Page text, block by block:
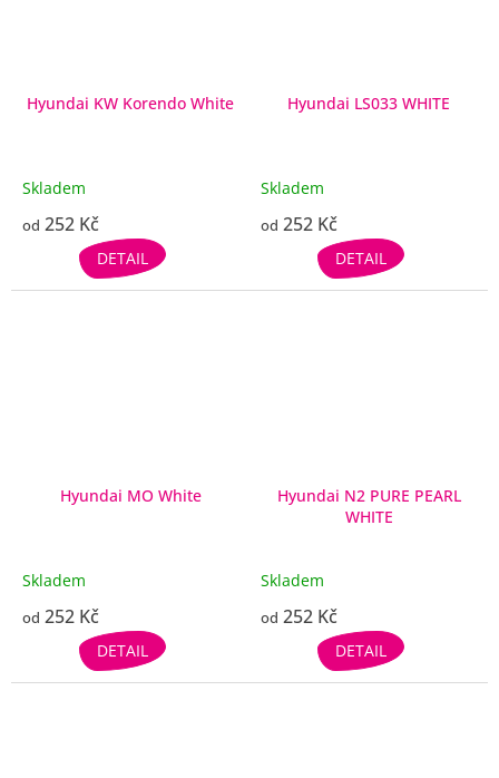
Hyundai KW Korendo White
Skladem
od 252 Kč
DETAIL
Hyundai LS033 WHITE
Skladem
od 252 Kč
DETAIL
Hyundai MO White
Skladem
od 252 Kč
DETAIL
Hyundai N2 PURE PEARL
WHITE
Skladem
od 252 Kč
DETAIL